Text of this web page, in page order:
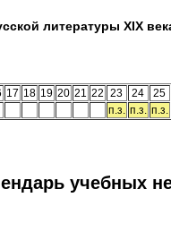
литературы XIX
17 18 19 20 21 22 23 24
25
п.з. п.з. п.з.
учебных